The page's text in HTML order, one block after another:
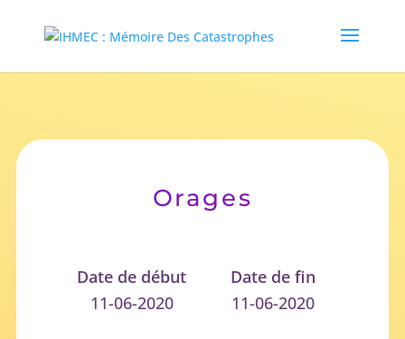
Orages
Date de début
11-06-2020
Date de fin
11-06-2020